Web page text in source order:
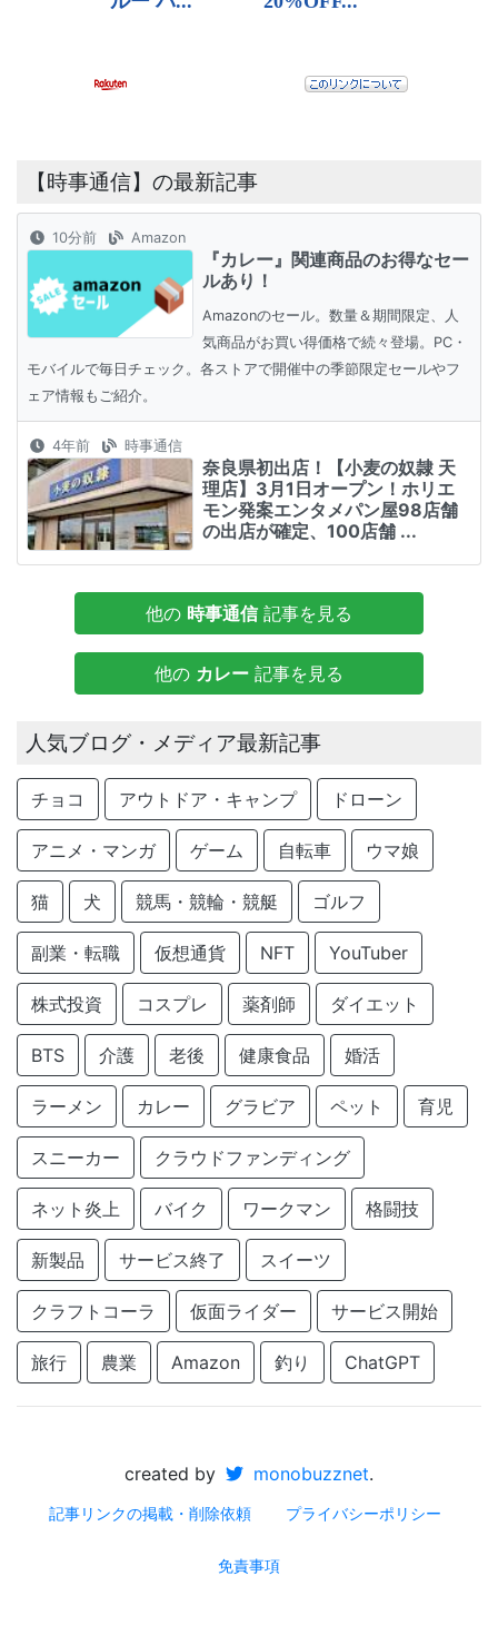
【時事通信】の最新記事
10分前 Amazon
『カレー』関連商品のお得なセー
ルあり！
Amazonのセール。数量＆期間限定、人
気商品がお買い得価格で続々登場。PC・
モバイルで毎日チェック。各ストアで開催中の季節限定セールやフ
ェア情報もご紹介。
4年前 時事通信
奈良県初出店！【小麦の奴隷 天
理店】3月1日オープン！ホリエ
モン発案エンタメパン屋98店舗
の出店が確定、100店舗 ...
他の 時事通信記事を見る
他の カレー 記事を見る
人気ブログ・メディア最新記事
チョコ アウトドア・キャンプ ドローン
アニメ・マンガ ゲーム 自転車 ウマ娘
猫 犬 競馬・競輪・競艇 ゴルフ
副業・転職 仮想通貨 NFT YouTuber
株式投資 コスプレ 薬剤師 ダイエット
BTS 介護 老後 健康食品 婚活
ラーメン カレー グラビア ペット 育児
スニーカー クラウドファンディング
ネット炎上 バイク ワークマン 格闘技
新製品 サービス終了 スイーツ
クラフトコーラ 仮面ライダー サービス開始
旅行 農業 Amazon 釣り ChatGPT
created by monobuzznet.
記事リンクの掲載・削除依頼 プライバシーポリシー
免責事項